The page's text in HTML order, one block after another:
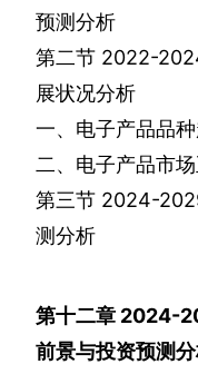
预测分析
第二节 2022-
展状况分析
一、电子产品品
二、电子产品市
第三节 2024-
测分析
第十二章 2024-
前景与投资预测